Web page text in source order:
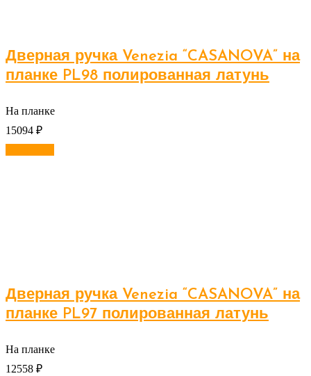
Дверная ручка Venezia “CASANOVA” на
планке PL98 полированная латунь
На планке
15094 ₽
Дверная ручка Venezia “CASANOVA” на
планке PL97 полированная латунь
На планке
12558 ₽